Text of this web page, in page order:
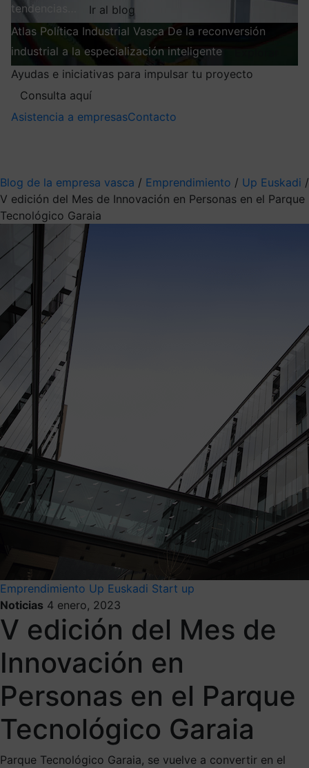
tendencias…
Ir al blog
Atlas Política Industrial Vasca De la reconversión
industrial a la especialización inteligente
Ayudas e iniciativas para impulsar tu proyecto
Consulta aquí
Asistencia a empresasContacto
Blog de la empresa vasca / Emprendimiento / Up Euskadi /
V edición del Mes de Innovación en Personas en el Parque
Tecnológico Garaia
Emprendimiento Up Euskadi Start up
Noticias 4 enero, 2023
V edición del Mes de
Innovación en
Personas en el Parque
Tecnológico Garaia
Parque Tecnológico Garaia, se vuelve a convertir en el